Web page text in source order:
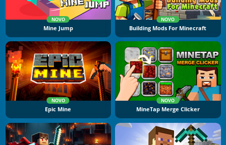
NOVO
Mine Jump
NOVO
Building Mods For Minecraft
NOVO
Epic Mine
NOVO
MineTap Merge Clicker